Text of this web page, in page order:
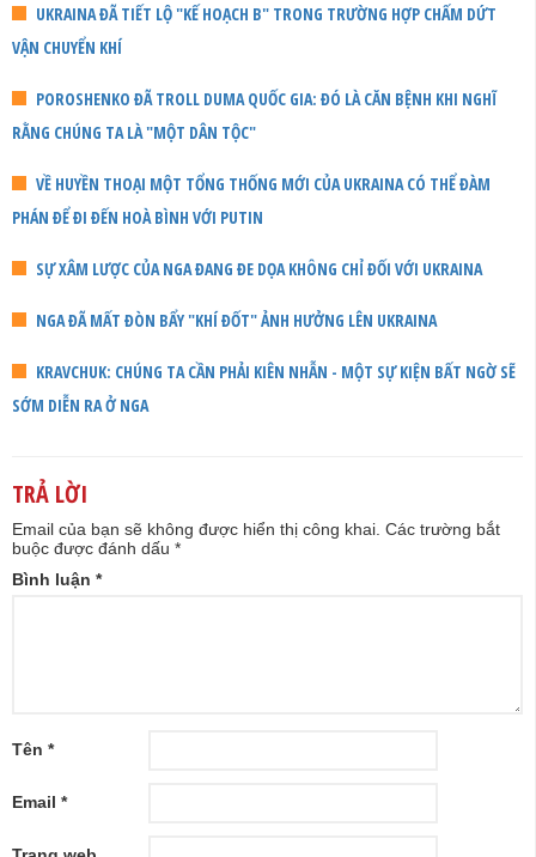
UKRAINA ĐÃ TIẾT LỘ "KẾ HOẠCH B" TRONG TRƯỜNG HỢP CHẤM DỨT
VẬN CHUYỂN KHÍ
POROSHENKO ĐÃ TROLL DUMA QUỐC GIA: ĐÓ LÀ CĂN BỆNH KHI NGHĨ
RẰNG CHÚNG TA LÀ "MỘT DÂN TỘC"
VỀ HUYỀN THOẠI MỘT TỔNG THỐNG MỚI CỦA UKRAINA CÓ THỂ ĐÀM
PHÁN ĐỂ ĐI ĐẾN HOÀ BÌNH VỚI PUTIN
SỰ XÂM LƯỢC CỦA NGA ĐANG ĐE DỌA KHÔNG CHỈ ĐỐI VỚI UKRAINA
NGA ĐÃ MẤT ĐÒN BẨY "KHÍ ĐỐT" ẢNH HƯỞNG LÊN UKRAINA
KRAVCHUK: CHÚNG TA CẦN PHẢI KIÊN NHẪN - MỘT SỰ KIỆN BẤT NGỜ SẼ
SỚM DIỄN RA Ở NGA
TRẢ LỜI
Email của bạn sẽ không được hiển thị công khai. Các trường bắt
buộc được đánh dấu *
Bình luận *
Tên *
Email *